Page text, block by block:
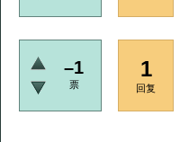
–1
票
1
回复